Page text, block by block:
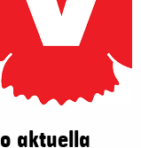
aktuella